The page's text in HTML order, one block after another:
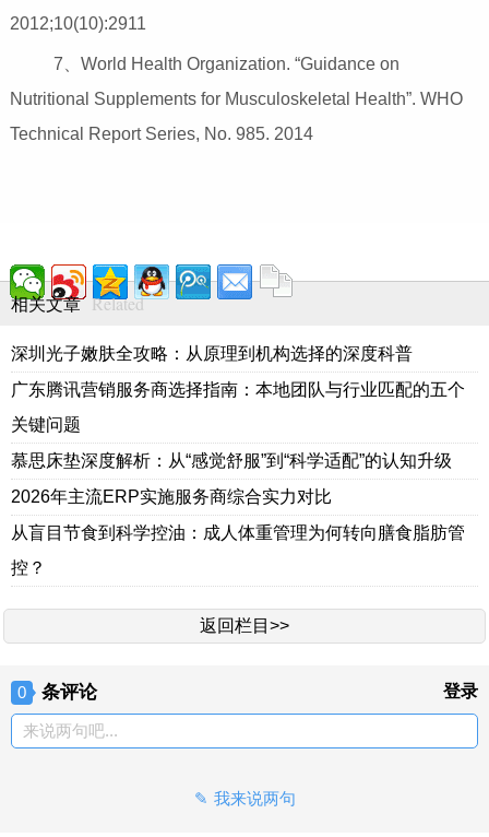
2012;10(10):2911
7、World Health Organization. “Guidance on
Nutritional Supplements for Musculoskeletal Health”. WHO
Technical Report Series, No. 985. 2014
相关文章 Related
深圳光子嫩肤全攻略：从原理到机构选择的深度科普
广东腾讯营销服务商选择指南：本地团队与行业匹配的五个
关键问题
慕思床垫深度解析：从“感觉舒服”到“科学适配”的认知升级
2026年主流ERP实施服务商综合实力对比
从盲目节食到科学控油：成人体重管理为何转向膳食脂肪管
控？
返回栏目>>
0 条评论 登录
来说两句吧...
我来说两句